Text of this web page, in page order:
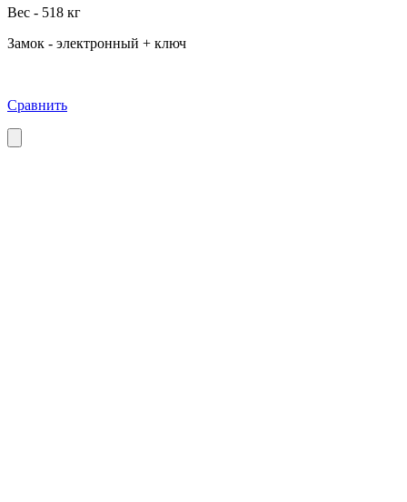
Вес - 518 кг
Замок - электронный + ключ
Сравнить